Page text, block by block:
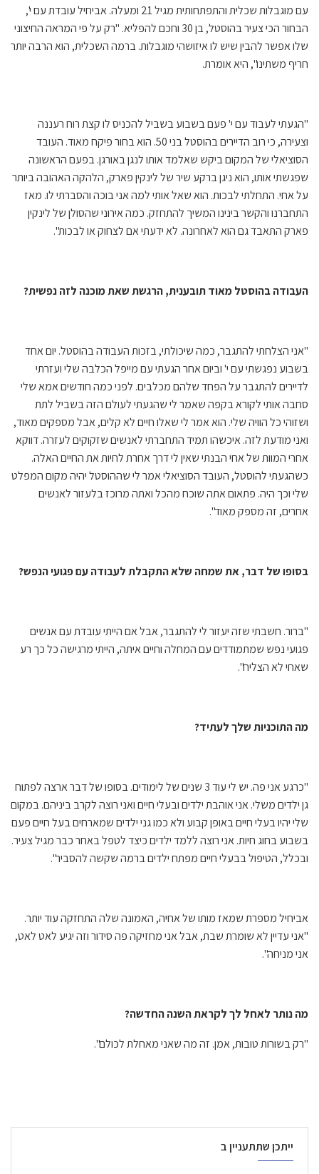
עם מוגבלות שכלית והתפתחותית מגיל 21 ומעלה. אביחיל עובדת עם י',
הבחור הכי צעיר בהוסטל, בן 30 וחכם להפליא. "רק על פי המראה החיצוני
שלו אפשר להבין שיש לו איזושהי מוגבלות. ברמה השכלית, הוא הרבה יותר
חריף משתינו", היא אומרת.
"הגעתי לעבוד עם י' פעם בשבוע בשביל להכניס לו קצת רוח רעננה
וצעירה, כי רוב הדיירים בהוסטל בני 50. הוא בחור פיקח מאוד. העובד
הסוציאלי של המקום ביקש שאלמד אותו לנגן באורגן. בפעם הראשונה
שפגשתי אותו, הוא ניגן ברקע שיר של לינקין פארק, הלהקה האהובה ביותר
על אחי. התחלתי לבכות. הוא שאל אותי למה אני בוכה והסברתי לו. מאז
התחברנו והקשר בינינו המשיך להתחזק. כמה אירוני שהסולן של לינקין
פארק התאבד גם הוא לאחרונה. לא ידעתי אם לצחוק או לבכות".
העבודה בהוסטל מאוד תובענית, הרגשת שאת מוכנה לזה נפשית?
"אני הצלחתי להתגבר, כמה שיכולתי, בזכות העבודה בהוסטל. יום אחד
בשבוע נפגשתי עם י' וביום אחר הגעתי עם מייפל הכלבה שלי ועזרתי
לדיירים להתגבר על הפחד שלהם מכלבים. לפני כמה חודשים אמא שלי
סחבה אותי לקורא בקפה שאמר לי שהגעתי לעולם הזה בשביל לתת
ושזוהי כל הוויה שלי. הוא אמר לי שאלו חיים לא קלים, אבל מספקים מאוד,
ואני מודעת לזה. איכשהו תמיד התחברתי לאנשים שזקוקים לעזרה. דווקא
אחרי המוות של אחי הבנתי שאין לי דרך אחרת לחיות את החיים האלה.
כשהגעתי להוסטל, העובד הסוציאלי אמר לי שההוסטל יהיה מקום המפלט
שלי וכך היה. פתאום אתה שוכח מהכל ואתה מרוכז בלעזור לאנשים
אחרים, זה מספק מאוד".
בסופו של דבר, את שמחה שלא התקבלת לעבודה עם פגועי הנפש?
"ברור. חשבתי שזה יעזור לי להתגבר, אבל אם הייתי עובדת עם אנשים
פגועי נפש שמתמודדים עם המחלה וחיים איתה, הייתי מרגישה כל כך רע
שאחי לא הצליח".
מה התוכניות שלך לעתיד?
"כרגע אני פה. יש לי עוד 3 שנים של לימודים. בסופו של דבר ארצה לפתוח
גן ילדים משלי. אני אוהבת ילדים ובעלי חיים ואני רוצה לקרב ביניהם. במקום
שלי יהיו בעלי חיים באופן קבוע ולא כמו גני ילדים שמארחים בעל חיים פעם
בשבוע בחוג חיות. אני רוצה ללמד ילדים כיצד לטפל באחר כבר מגיל צעיר.
ובכלל, הטיפול בבעלי חיים מפתח ילדים ברמה שקשה להסביר".
אביחיל מספרת שמאז מותו של אחיה, האמונה שלה התחזקה עוד יותר.
"אני עדיין לא שומרת שבת, אבל אני מחזיקה פה סידור וזה יגיע לאט לאט,
אני מניחה".
מה נותר לאחל לך לקראת השנה החדשה?
"רק בשורות טובות, אמן. זה מה שאני מאחלת לכולם".
ייתכן שתתעניין ב